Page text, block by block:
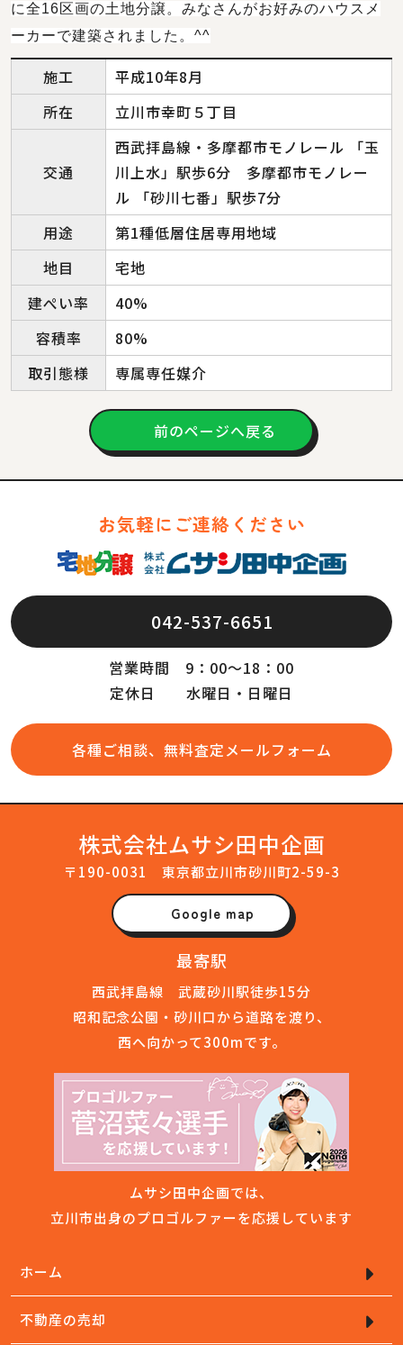
に全16区画の土地分譲。みなさんがお好みのハウスメ
ーカーで建築されました。^^
施工
平成10年8月
所在
立川市幸町５丁目
交通
西武拝島線・多摩都市モノレール 「玉
川上水」駅歩6分 多摩都市モノレー
ル 「砂川七番」駅歩7分
用途
第1種低層住居専用地域
地目
宅地
建ぺい率
40%
容積率
80%
取引態様
専属専任媒介
前のページへ戻る
お気軽にご連絡ください
042-537-6651
営業時間 9：00～18：00
定休日 水曜日・日曜日
各種ご相談、無料査定メールフォーム
株式会社ムサシ田中企画
〒190-0031 東京都立川市砂川町2-59-3
Google map
最寄駅
西武拝島線 武蔵砂川駅徒歩15分
昭和記念公園・砂川口から道路を渡り、
西へ向かって300mです。
ムサシ田中企画では、
立川市出身のプロゴルファーを応援しています
ホーム
不動産の売却